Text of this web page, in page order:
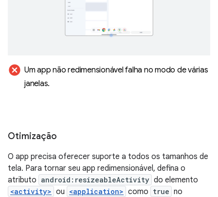
cancel Um app não redimensionável falha no modo de várias
janelas.
Otimização
O app precisa oferecer suporte a todos os tamanhos de
tela. Para tornar seu app redimensionável, defina o
atributo android:resizeableActivity do elemento
<activity> ou <application> como true no